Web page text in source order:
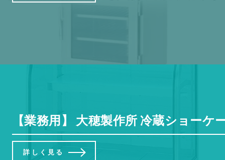
【業務用】 大穂製作所 冷蔵ショーケ
詳しく見る